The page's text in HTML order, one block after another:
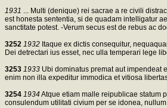
1931 ... Multi (denique) rei sacrae a re civili
est honesta sententia, si de quadam intelligatur
sanctitate potest. -Verum secus est de rebus ac
3252 1932 Itaque ex dictis consequitur,
Dei detrectari ius esset, nec ulla temperari lege
3253 1933 Ubi dominatus premat aut impendeat
enim non illa expeditur immodica et vitiosa
3254 1934Atque etiam malle reipublicae statum
consulendum utilitati civium per se idonea,